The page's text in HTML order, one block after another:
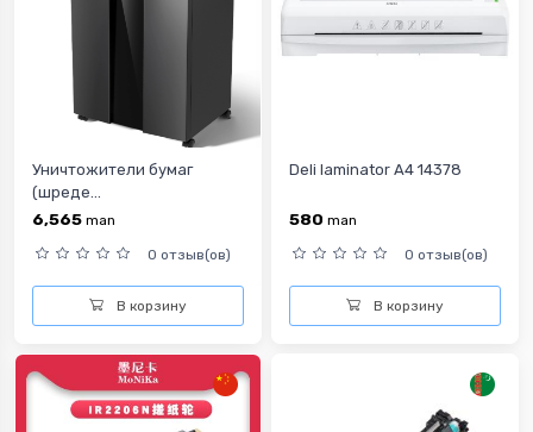
Уничтожители бумаг
(шреде...
6,565 man
0 отзыв(ов)
В корзину
Deli laminator A4 14378
580 man
0 отзыв(ов)
В корзину